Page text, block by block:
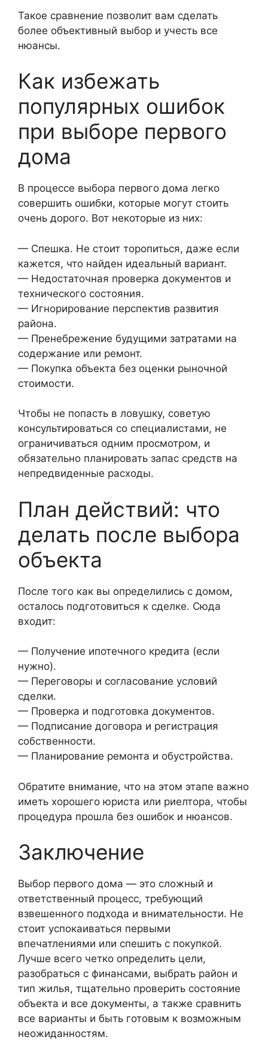
Такое сравнение позволит вам сделать
более объективный выбор и учесть все
нюансы.
Как избежать
популярных ошибок
при выборе первого
дома
В процессе выбора первого дома легко
совершить ошибки, которые могут стоить
очень дорого. Вот некоторые из них:
— Спешка. Не стоит торопиться, даже если
кажется, что найден идеальный вариант.
— Недостаточная проверка документов и
технического состояния.
— Игнорирование перспектив развития
района.
— Пренебрежение будущими затратами на
содержание или ремонт.
— Покупка объекта без оценки рыночной
стоимости.
Чтобы не попасть в ловушку, советую
консультироваться со специалистами, не
ограничиваться одним просмотром, и
обязательно планировать запас средств на
непредвиденные расходы.
План действий: что
делать после выбора
объекта
После того как вы определились с домом,
осталось подготовиться к сделке. Сюда
входит:
— Получение ипотечного кредита (если
нужно).
— Переговоры и согласование условий
сделки.
— Проверка и подготовка документов.
— Подписание договора и регистрация
собственности.
— Планирование ремонта и обустройства.
Обратите внимание, что на этом этапе важно
иметь хорошего юриста или риелтора, чтобы
процедура прошла без ошибок и нюансов.
Заключение
Выбор первого дома — это сложный и
ответственный процесс, требующий
взвешенного подхода и внимательности. Не
стоит успокаиваться первыми
впечатлениями или спешить с покупкой.
Лучше всего четко определить цели,
разобраться с финансами, выбрать район и
тип жилья, тщательно проверить состояние
объекта и все документы, а также сравнить
все варианты и быть готовым к возможным
неожиданностям.